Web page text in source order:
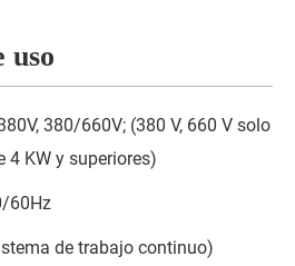
uso
380/660V; (380 V, 660 V solo
4 KW y superiores)
60Hz
de trabajo continuo)